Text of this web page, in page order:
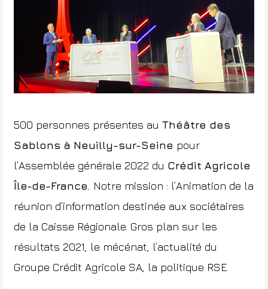
500 personnes présentes au Théâtre des
Sablons à Neuilly-sur-Seine pour
l’Assemblée générale 2022 du Crédit Agricole
Île-de-France. Notre mission : l’Animation de la
réunion d’information destinée aux sociétaires
de la Caisse Régionale. Gros plan sur les
résultats 2021, le mécénat, l’actualité du
Groupe Crédit Agricole SA, la politique RSE.